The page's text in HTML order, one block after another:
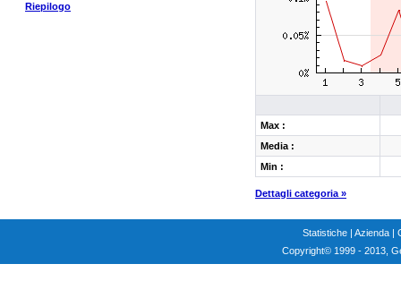
Riepilogo
Max :
Media :
Min :
Dettagli categoria »
Statistiche | Azienda |
Copyright© 1999 - 2013,